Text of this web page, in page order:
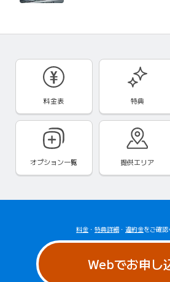
料金表 特典
オプション一覧 提供エリア
料金 ・ 特典詳細 ・ 違約金をご確認
Webでお申し